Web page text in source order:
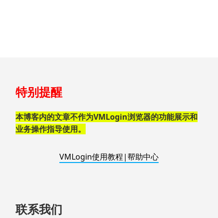
至
脚
特别提醒
本博客内的文章不作为VMLogin浏览器的功能展示和
业务操作指导使用。
VMLogin使用教程|帮助中心
联系我们